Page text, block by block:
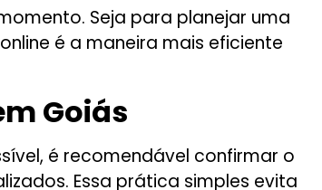
Seja para planejar uma
é a maneira mais eficiente
Goiás
é recomendável confirmar o
Essa prática simples evita